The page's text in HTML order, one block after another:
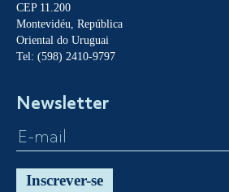
CEP 11.200
Montevidéu, República
Oriental do Uruguai
Tel: (598) 2410-9797
Newsletter
Inscrever-se